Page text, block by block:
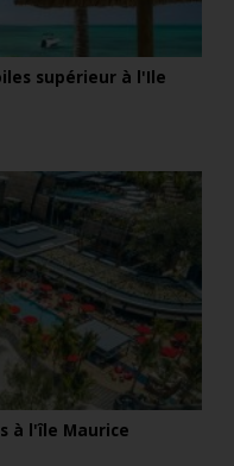
supérieur à l'Ile
à l'île Maurice